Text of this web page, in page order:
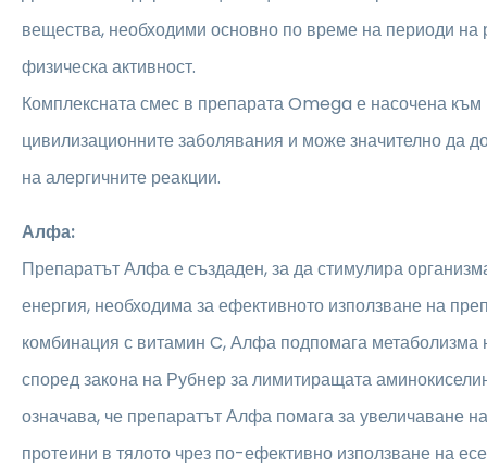
вещества, необходими основно по време на периоди
физическа активност.
Комплексната смес в препарата Omega е насочена
цивилизационните заболявания и може значително да
на алергичните реакции.
Алфа:
Препаратът Алфа е създаден, за да стимулира
енергия, необходима за ефективното използване на
комбинация с витамин C, Алфа подпомага метаболизма
според закона на Рубнер за лимитиращата
означава, че препаратът Алфа помага за увеличаване
протеини в тялото чрез по-ефективно използване на